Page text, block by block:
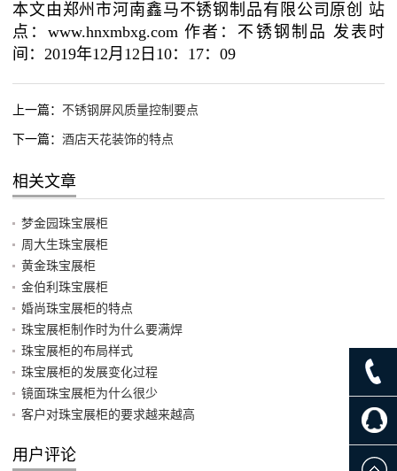
本文由郑州市河南鑫马不锈钢制品有限公司原创 站
点：www.hnxmbxg.com 作者：不锈钢制品 发表时
间：2019年12月12日10：17：09
上一篇： 不锈钢屏风质量控制要点
下一篇： 酒店天花装饰的特点
相关文章
梦金园珠宝展柜
周大生珠宝展柜
黄金珠宝展柜
金伯利珠宝展柜
婚尚珠宝展柜的特点
珠宝展柜制作时为什么要满焊
珠宝展柜的布局样式
珠宝展柜的发展变化过程
镜面珠宝展柜为什么很少
客户对珠宝展柜的要求越来越高
用户评论